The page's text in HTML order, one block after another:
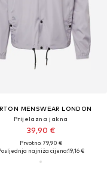
MENSWEAR LONDON
Prijelazna jakna
39,90 €
Prvotno: 79,90 €
najniža cijena:19,16 €